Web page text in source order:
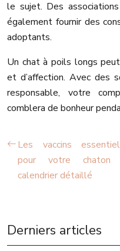
le sujet. Des
également fournir des
adoptants.
Un chat à poils longs
et d’affection. Avec des
responsable, votre
comblera de bonheur
Les vaccins
pour votre chaton
calendrier détaillé
Derniers articles